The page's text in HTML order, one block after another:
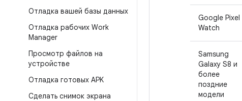
Отладка вашей базы данных
Отладка рабочих Work
Manager
Просмотр файлов на
устройстве
Отладка готовых APK
Сделать снимок экрана
Google Pixel
Watch
Samsung
Galaxy S8 и
более
поздние
модели